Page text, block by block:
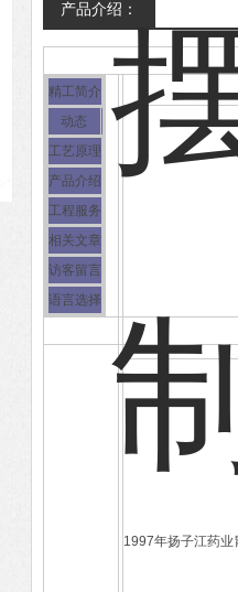
产品介绍：
精工简介
动态
工艺原理
产品介绍
工程服务
相关文章
访客留言
语言选择
1997年扬子江药